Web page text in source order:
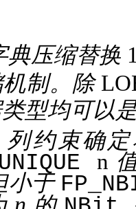
典压缩替换
制。除
型均可以
列约束确
n
小于